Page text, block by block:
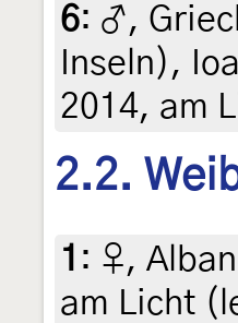
6: ♂,
Inseln),
2014, am
2.2.
1 : ♀,
am Licht